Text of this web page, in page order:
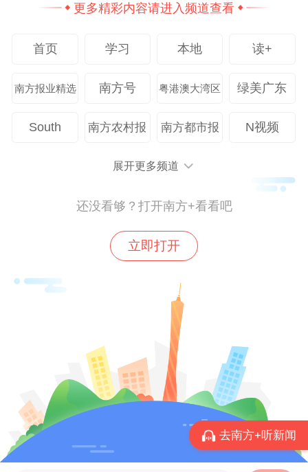
党建引领链式赋能
推动产业科技互促双强
近年来，粤科金融集团将党建工作深度嵌入
公司治理全链条，指导推动各基层党组织与
投资链上下游企业探索形成“党建引领、链式
赋能”的比较优势，实现党建、业务双融合双
在深化推广“五强五化”基层党支部品牌创建
经验的基础上，集团还持续拓展“一企一
品”“一支部一特色”“党建赋能企业”等活动，
下设17个基层党组织持续擦亮各具特色的党
建品牌，引导党员创先争优、攻坚克难。
同时，集团大力推动学习型企业建设，打
造“粤科学堂”员工培训品牌，举办科创投资
更多精彩内容请进入频道查看
首页 学习 本地 读+
南方报业精选 南方号 粤港澳大湾区 绿美广东
South 南方农村报 南方都市报 N视频
展开更多频道
还没看够？打开南方+看看吧
立即打开
去南方+听新闻